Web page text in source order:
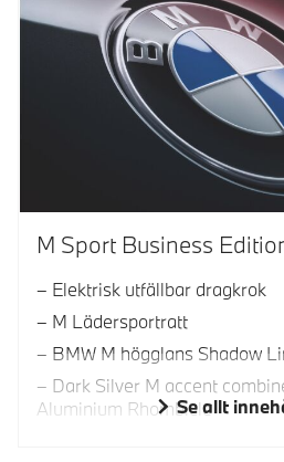
M Sport Business
Elektrisk utfällbar dragkrok
M Lädersportratt
BMW M högglans Shadow
Dark Silver M accent
Aluminium Rhombicle
Se allt